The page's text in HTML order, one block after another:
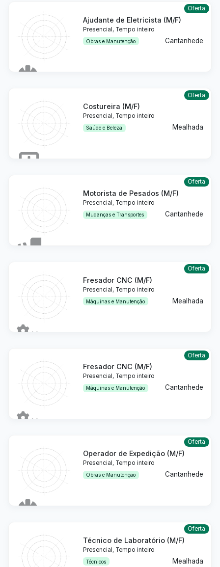
Oferta
Ajudante de Eletricista (M/F)
Presencial, Tempo inteiro
Obras e Manutenção Cantanhede
Detalhes
Oferta
Costureira (M/F)
Presencial, Tempo inteiro
Saúde e Beleza Mealhada
Detalhes
Oferta
Motorista de Pesados (M/F)
Presencial, Tempo inteiro
Mudanças e Transportes Cantanhede
Detalhes
Oferta
Fresador CNC (M/F)
Presencial, Tempo inteiro
Máquinas e Manutenção Mealhada
Detalhes
Oferta
Fresador CNC (M/F)
Presencial, Tempo inteiro
Máquinas e Manutenção Cantanhede
Detalhes
Oferta
Operador de Expedição (M/F)
Presencial, Tempo inteiro
Obras e Manutenção Cantanhede
Detalhes
Oferta
Técnico de Laboratório (M/F)
Presencial, Tempo inteiro
Técnicos Mealhada